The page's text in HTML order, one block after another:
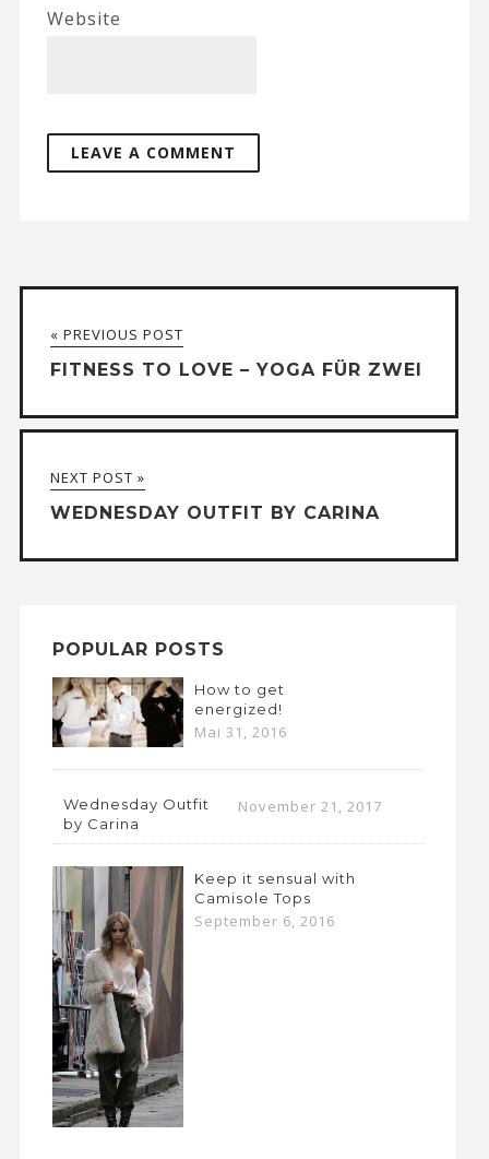
Website
« PREVIOUS POST
FITNESS TO LOVE – YOGA FÜR ZWEI
NEXT POST »
WEDNESDAY OUTFIT BY CARINA
POPULAR POSTS
How to get
energized!
Mai 31, 2016
Wednesday Outfit
by Carina
November 21, 2017
Keep it sensual with
Camisole Tops
September 6, 2016